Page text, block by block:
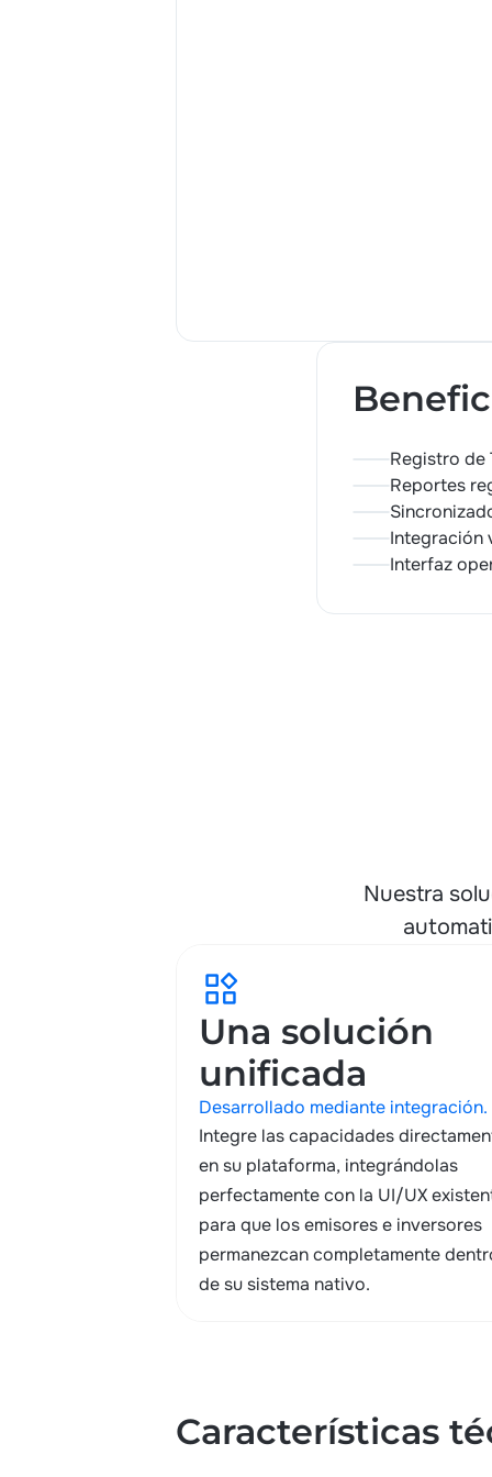
Registro de
Reportes
Integración
Interfaz
Nuestra
widgets
Una solución
unificada
Desarrollado mediante integración.
Integre las capacidades
en su plataforma, integrándolas
perfectamente con la UI/UX
para que los emisores e inversores
permanezcan completamente
de su sistema nativo.
Características